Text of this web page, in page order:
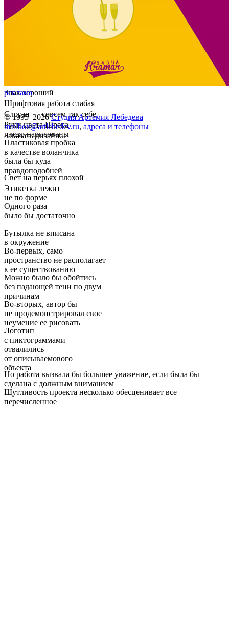
Знак хороший
Шрифтовая работа слабая
Слоган — совсем так себе
Руки цвета Шрека
плохо нарисованы
Пластиковая пробка
в качестве воланчика
была бы куда
правдоподобней
Свет на перьях плохой
Этикетка лежит
не по форме
Одного раза
было бы достаточно
Бутылка не вписана
в окружение
Во-первых, само
пространство не располагает
к ее существованию
Можно было бы обойтись
без падающей тени по двум
причинам
Во-вторых, автор бы
не продемонстрировал свое
неумение ее рисовать
Логотип
с пиктограммами
отвалились
от описываемового
объекта
Но работа вызвала бы большее уважение, если была бы
сделана с должным вниманием
Шутливость проекта неcколько обесценивает все
перечисленное
реклама
© 1995–2026 Студия Артемия Лебедева
mailbox@artlebedev.ru, адреса и телефоны
Заказать дизайн...